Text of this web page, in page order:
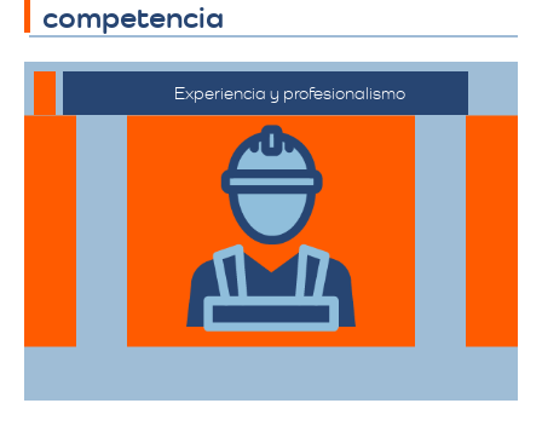
competencia
Experiencia y profesionalismo
El equipo de expertos en mudanzas de
alta gama está capacitado para manejar
desde objetos delicados hasta muebles
de gran tamaño con el mayor cuidado.